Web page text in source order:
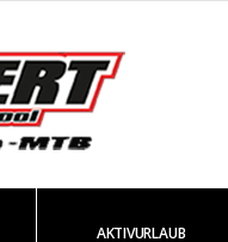
AKTIVURLAUB